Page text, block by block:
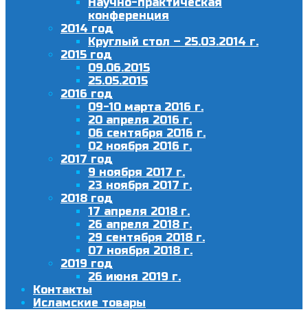
конференция
2014 год
Круглый стол – 25.03.2014 г.
2015 год
09.06.2015
25.05.2015
2016 год
09-10 марта 2016 г.
20 апреля 2016 г.
06 сентября 2016 г.
02 ноября 2016 г.
2017 год
9 ноября 2017 г.
23 ноября 2017 г.
2018 год
17 апреля 2018 г.
26 апреля 2018 г.
29 сентября 2018 г.
07 ноября 2018 г.
2019 год
26 июня 2019 г.
Контакты
Исламские товары